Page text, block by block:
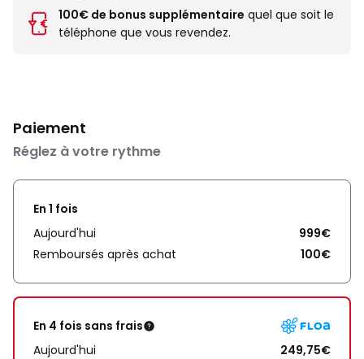
100€ de bonus supplémentaire quel que soit le
téléphone que vous revendez.
Paiement
Réglez à votre rythme
En 1 fois
Aujourd'hui
999€
Remboursés après achat
100€
En 4 fois sans frais
Aujourd'hui
249,75€